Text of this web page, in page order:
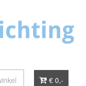
€ 0,-